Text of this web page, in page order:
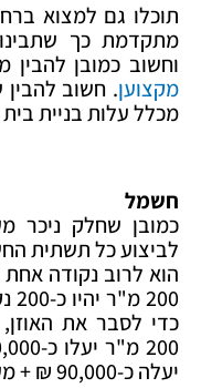
תוכלו גם למצוא
מתקדמת כך
וחשוב כמובן להבין
מקצוען
מכלל עלות בניית
חשמל
כמובן שחלק ניכר
לביצוע כל תשתית
הוא לרוב נקודה
כדי לסבר את
יעלה כ-90,000 ₪ + מע"מ.